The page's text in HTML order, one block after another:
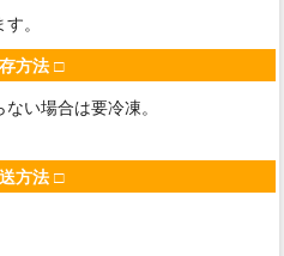
。
方法 □
い場合は要冷凍。
方法 □